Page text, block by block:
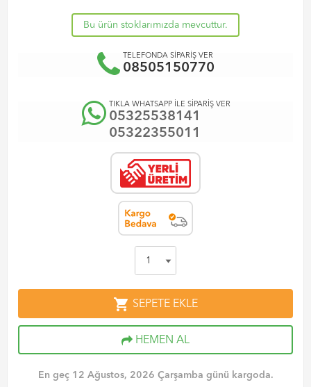
Bu ürün stoklarımızda mevcuttur.
TELEFONDA SİPARİŞ VER
08505150770
TIKLA WHATSAPP İLE SİPARİŞ VER
05325538141
05322355011
shopping_cart SEPETE EKLE
HEMEN AL
En geç 12 Ağustos, 2026 Çarşamba günü kargoda.